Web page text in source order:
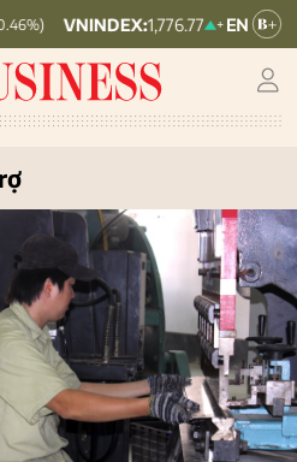
+ 0.98 (+0.06%) HNX30:464.27